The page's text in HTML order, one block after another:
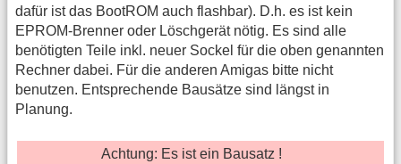
dafür ist das BootROM auch flashbar). D.h. es ist kein
EPROM-Brenner oder Löschgerät nötig. Es sind alle
benötigten Teile inkl. neuer Sockel für die oben genannten
Rechner dabei. Für die anderen Amigas bitte nicht
benutzen. Entsprechende Bausätze sind längst in
Planung.
Achtung: Es ist ein Bausatz !